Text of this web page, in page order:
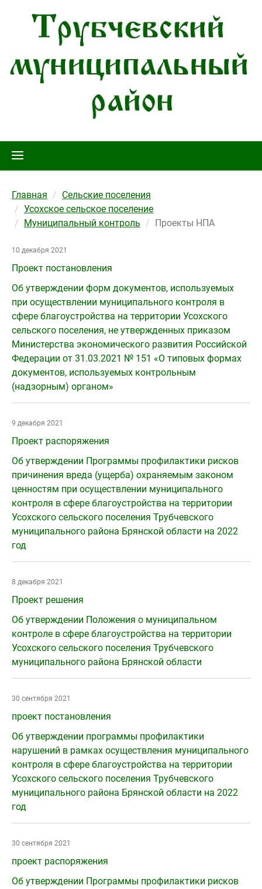
Главная
Сельские поселения
Усохское сельское поселение
Муниципальный контроль
Проекты НПА
10 декабря 2021
Проект постановления
Об утверждении форм документов, используемых
при осуществлении муниципального контроля в
сфере благоустройства на территории Усохского
сельского поселения, не утвержденных приказом
Министерства экономического развития Российской
Федерации от 31.03.2021 № 151 «О типовых формах
документов, используемых контрольным
(надзорным) органом»
9 декабря 2021
Проект распоряжения
Об утверждении Программы профилактики рисков
причинения вреда (ущерба) охраняемым законом
ценностям при осуществлении муниципального
контроля в сфере благоустройства на территории
Усохского сельского поселения Трубчевского
муниципального района Брянской области на 2022
год
8 декабря 2021
Проект решения
Об утверждении Положения о муниципальном
контроле в сфере благоустройства на территории
Усохского сельского поселения Трубчевского
муниципального района Брянской области
30 сентября 2021
проект постановления
Об утверждении программы профилактики
нарушений в рамках осуществления муниципального
контроля в сфере благоустройства на территории
Усохского сельского поселения Трубчевского
муниципального района Брянской области на 2022
год
30 сентября 2021
проект распоряжения
Об утверждении Программы профилактики рисков